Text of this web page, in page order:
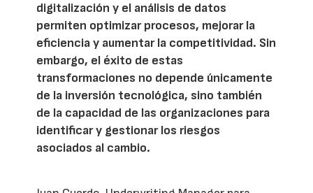
digitalización y el análisis de datos
permiten optimizar procesos, mejorar la
eficiencia y aumentar la competitividad. Sin
embargo, el éxito de estas
transformaciones no depende únicamente
de la inversión tecnológica, sino también
de la capacidad de las organizaciones para
identificar y gestionar los riesgos
asociados al cambio.